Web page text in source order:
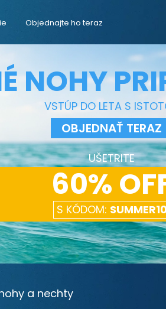
Objednajte ho teraz
NOHY
VSTÚP DO LETA S
OBJEDNAŤ TERAZ
UŠETRITE
60%
S KÓDOM:
a nechty